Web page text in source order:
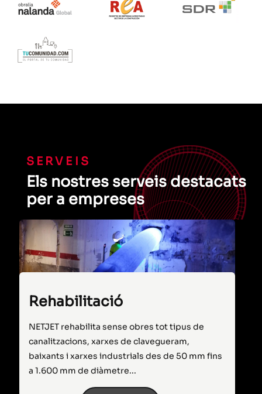
SERVEIS
Els nostres serveis destacats
per a empreses
Rehabilitació
NETJET rehabilita sense obres tot tipus de
canalitzacions, xarxes de clavegueram,
baixants i xarxes industrials des de 50 mm fins
a 1.600 mm de diàmetre...